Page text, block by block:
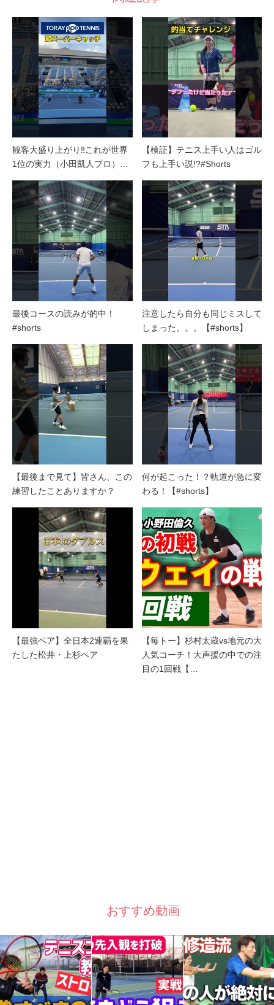
観客大盛り上がり‼︎これが世界
1位の実力（小田凱人プロ）…
【検証】テニス上手い人はゴル
フも上手い説!?#Shorts
最後コースの読みが的中！
#shorts
注意したら自分も同じミスして
しまった。。。【#shorts】
【最後まで見て】皆さん、この
練習したことありますか？
何が起こった！？軌道が急に変
わる！【#shorts】
【最強ペア】全日本2連覇を果
たした松井・上杉ペア
【毎トー】杉村太蔵vs地元の大
人気コーチ！大声援の中での注
目の1回戦【…
おすすめ動画